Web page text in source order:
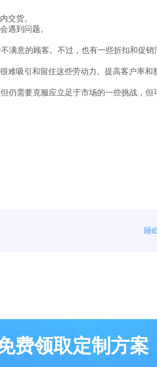
交货。
遇到问题。
满意的顾客。不过，也有一些折扣和促
吸引和留住这些劳动力。提高客户率
仍需要克服应立足于市场的一些挑战，
费领取定制方案